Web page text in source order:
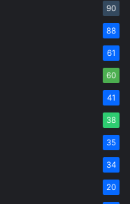
90
88
61
60
41
38
35
34
20